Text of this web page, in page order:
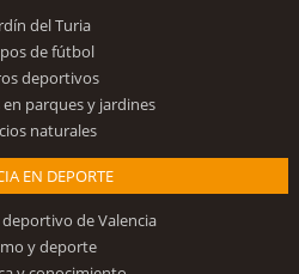
del Turia
de fútbol
deportivos
parques y jardines
naturales
EN DEPORTE
de Valencia
y deporte